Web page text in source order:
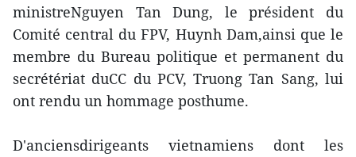
ministreNguyen Tan Dung, le président du
Comité central du FPV, Huynh Dam,ainsi que le
membre du Bureau politique et permanent du
secrétériat duCC du PCV, Truong Tan Sang, lui
ont rendu un hommage posthume.
D'anciensdirigeants vietnamiens dont les